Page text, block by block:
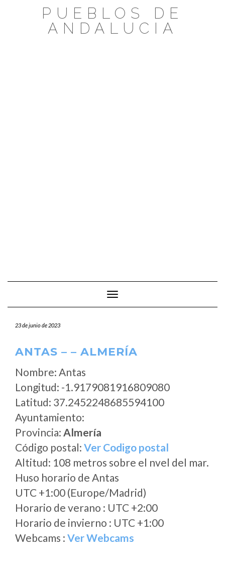
PUEBLOS DE
ANDALUCIA
Cambiar modo de navegación
23 de junio de 2023
ANTAS – – ALMERÍA
Nombre: Antas
Longitud: -1.9179081916809080
Latitud: 37.2452248685594100
Ayuntamiento:
Provincia: Almería
Código postal: Ver Codigo postal
Altitud: 108 metros sobre el nvel del mar.
Huso horario de Antas
UTC +1:00 (Europe/Madrid)
Horario de verano : UTC +2:00
Horario de invierno : UTC +1:00
Webcams : Ver Webcams